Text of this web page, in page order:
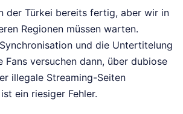
der Türkei bereits fertig, aber wir in
Regionen müssen warten.
und die Untertitelung
Fans versuchen dann, über dubiose
illegale Streaming-Seiten
ein riesiger Fehler.